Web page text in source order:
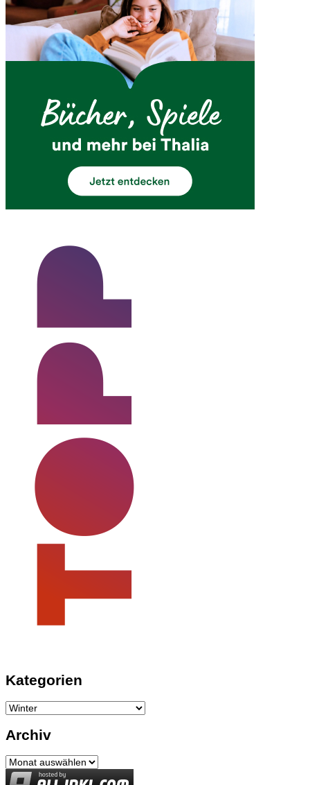
Kategorien
Kategorien
Archiv
Archiv